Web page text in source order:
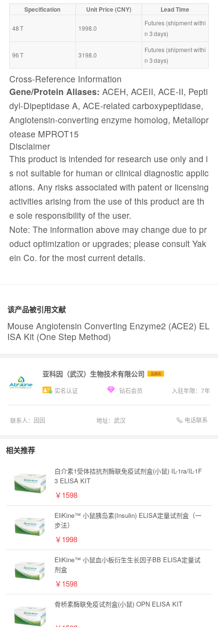
Specification Unit Price (CNY) Lead Time
48 T 1998.0
Futures (shipment withi
n 3 days)
96 T 3198.0
Futures (shipment withi
n 3 days)
Cross‑Reference Information
Gene/Protein Aliases: ACEH, ACEII, ACE‑II, Pepti
dyl‑Dipeptidase A, ACE‑related carboxypeptidase,
Angiotensin‑converting enzyme homolog, Metallopr
otease MPROT15
Disclaimer
This product is intended for research use only and i
s not suitable for human or clinical diagnostic applic
ations. Any risks associated with patent or licensing
activities arising from the use of this product are th
e sole responsibility of the user.
Note: The information above may change due to pr
oduct optimization or upgrades; please consult Yak
ein Co. for the most current details.
该产品被引用文献
Mouse Angiotensin Converting Enzyme2 (ACE2) EL
ISA Kit (One Step Method)
亚科因（武汉）生物技术有限公司 品牌商
实名认证 钻石会员 入驻年限： 7年
联系人： 因因 地址： 武汉 电话联系
相关推荐
白介素1受体拮抗剂酶联免疫试剂盒(小鼠) IL-1ra/IL-1F
3 ELISA KIT
￥1598
EliKine™ 小鼠胰岛素(Insulin) ELISA定量试剂盒（一
步法）
￥1998
EliKine™ 小鼠血小板衍生生长因子BB ELISA定量试
剂盒
￥1598
骨桥素酶联免疫试剂盒(小鼠) OPN ELISA KIT